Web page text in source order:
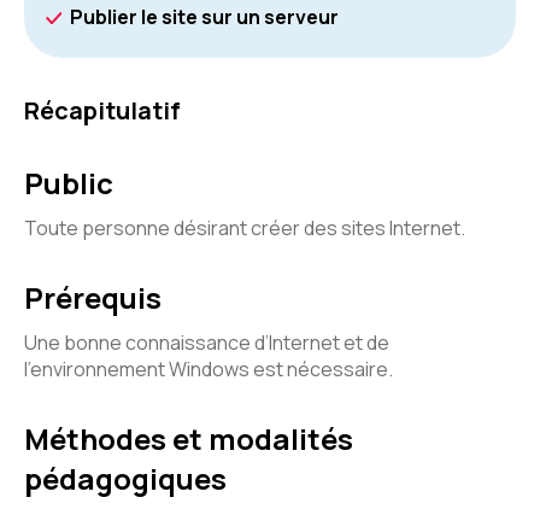
Publier le site sur un serveur
Récapitulatif
Public
Toute personne désirant créer des sites Internet.
Prérequis
Une bonne connaissance d’Internet et de
l’environnement Windows est nécessaire.
Méthodes et modalités
pédagogiques